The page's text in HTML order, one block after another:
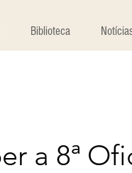
Biblioteca
a 8ª